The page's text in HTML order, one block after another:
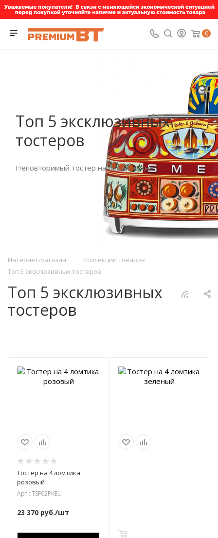
0
Топ 5 эксклюзивных
тостеров
Неповторимый тостер на Вашей кухне
Интернет-магазин — Коллекции товаров —
Топ 5 эксклюзивных тостеров
Топ 5 эксклюзивных
тостеров
Тостер на 4 ломтика
розовый
Арт.: TSF02PKEU
23 370 руб./шт